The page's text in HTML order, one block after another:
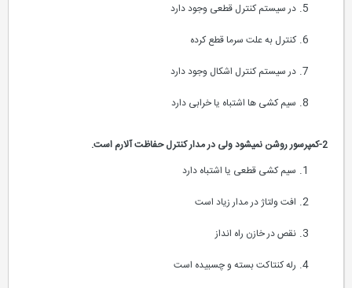
در سیستم کنترل قطعی وجود دارد
کنترل به علت سرما قطع کرده
در سیستم کنترل اشکال وجود دارد
سیم کشی ها اشتباه یا خرابی دارد
سیم کشی قطعی یا اشتباه دارد
افت ولتاژ در مدار زیاد است
نقص در خازن راه انداز
رله کنتاکت بسته و چسبیده است